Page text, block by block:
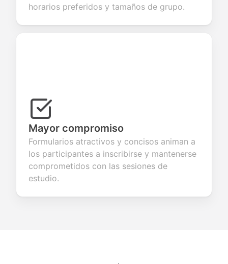
horarios preferidos y tamaños de grupo.
Mayor compromiso
Formularios atractivos y concisos animan a
los participantes a inscribirse y mantenerse
comprometidos con las sesiones de
estudio.